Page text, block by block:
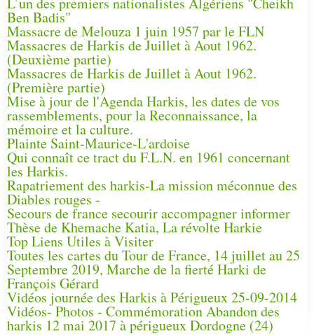
Ben Badis"
Massacre de Melouza 1 juin 1957 par le FLN
Massacres de Harkis de Juillet à Aout 1962.
(Deuxième partie)
Massacres de Harkis de Juillet à Aout 1962.
(Première partie)
Mise à jour de l'Agenda Harkis, les dates de vos
rassemblements, pour la Reconnaissance, la
mémoire et la culture.
Plainte Saint-Maurice-L'ardoise
Qui connaît ce tract du F.L.N. en 1961 concernant
les Harkis.
Rapatriement des harkis-La mission méconnue des
Diables rouges -
Secours de france secourir accompagner informer
Thèse de Khemache Katia, La révolte Harkie
Top Liens Utiles à Visiter
Toutes les cartes du Tour de France, 14 juillet au 25
Septembre 2019, Marche de la fierté Harki de
François Gérard
Vidéos journée des Harkis à Périgueux 25-09-2014
Vidéos- Photos - Commémoration Abandon des
harkis 12 mai 2017 à périgueux Dordogne (24)